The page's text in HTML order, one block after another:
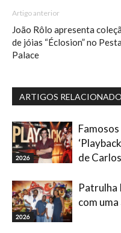
Artigo anterior
João Rôlo apresenta
de jóias “Éclosion” no
Palace
ARTIGOS
2026
de
2026
Patrulha
com